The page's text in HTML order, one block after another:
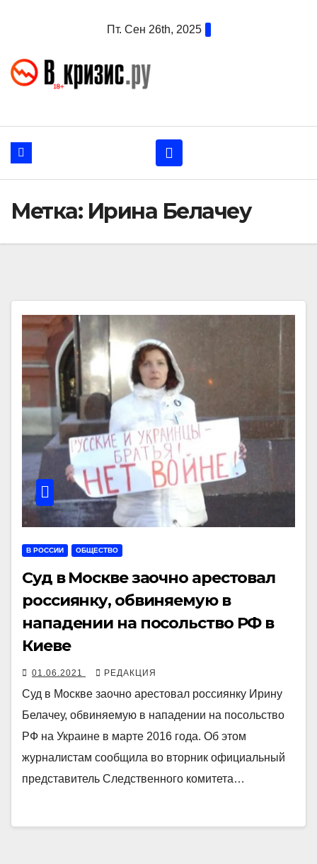
Пт. Сен 26th, 2025
Метка: Ирина Белачеу
В РОССИИ ОБЩЕСТВО
Суд в Москве заочно арестовал
россиянку, обвиняемую в
нападении на посольство РФ в
Киеве
01.06.2021 РЕДАКЦИЯ
Суд в Москве заочно арестовал россиянку Ирину
Белачеу, обвиняемую в нападении на посольство
РФ на Украине в марте 2016 года. Об этом
журналистам сообщила во вторник официальный
представитель Следственного комитета…